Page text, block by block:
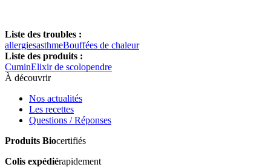
Liste des troubles :
allergiesasthmeBouffées de chaleur
Liste des produits :
CuminElixir de scolopendre
À découvrir
Nos actualités
Les recettes
Questions / Réponses
Produits Biocertifiés
Colis expédiérapidement